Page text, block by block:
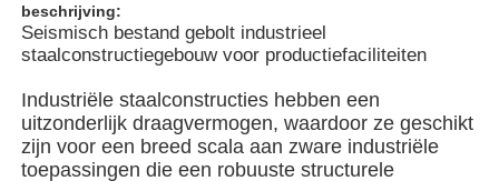
Thuis
Producten
Videos
beschrijving:
Seismisch bestand gebolt industrieel
staalconstructiegebouw voor productiefaciliteiten
Industriële staalconstructies hebben een
uitzonderlijk draagvermogen, waardoor ze geschikt
zijn voor een breed scala aan zware industriële
toepassingen die een robuuste structurele